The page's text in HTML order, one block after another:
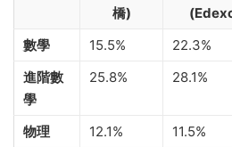
橋)
數學
15.5% 22.3%
進階數
學
25.8% 28.1%
物理 12.1% 11.5%